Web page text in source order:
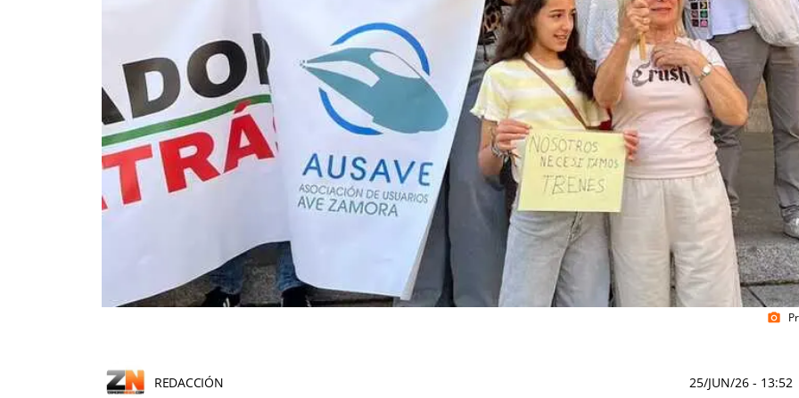
photo_camera
REDACCIÓN 25/JUN/26 - 13:52